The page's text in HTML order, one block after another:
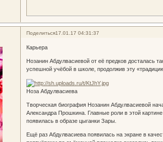
Поделиться17.01.17 04:31:37
Карьера
Нозанин Абдулвасиевой от её предков досталась
успешной учёбой в школе, продолжив эту
Ноза Абдулвасиева
Творческая биография Нозанин Абдулвасиевой
Александра Прошкина. Главные роли в этой
появилась в образе цыганки Зары.
Ещё раз Абдулвасиева появилась на экране в